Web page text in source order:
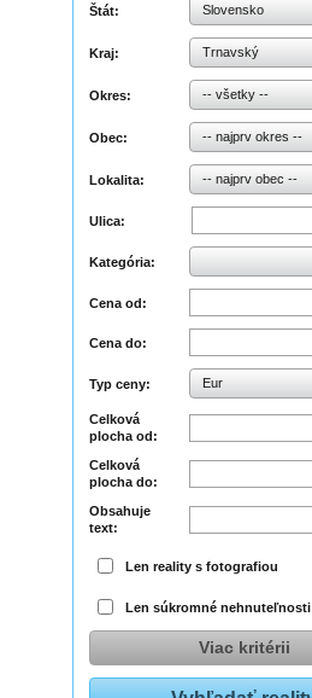
Štát: Slovensko
Kraj: Trnavský
Okres: -- všetky --
Obec: -- najprv okres --
Lokalita: -- najprv obec --
Ulica:
Kategória:
Cena od:
Cena do:
Typ ceny: Eur
Celková
plocha od:
Celková
plocha do:
Obsahuje
text:
Len reality s fotografiou
Len súkromné nehnuteľnosti
Viac kritérii